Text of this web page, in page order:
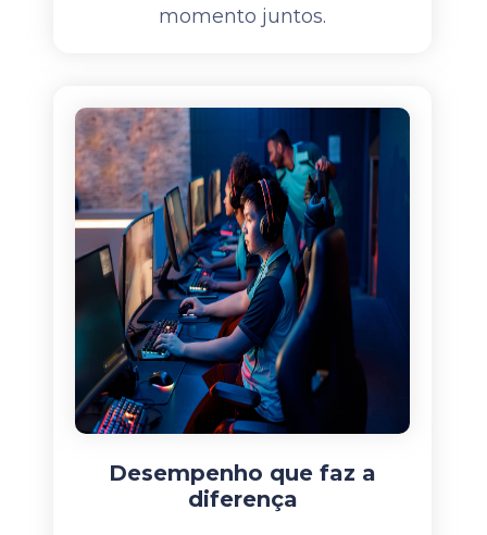
momento juntos.
Desempenho que faz a
diferença